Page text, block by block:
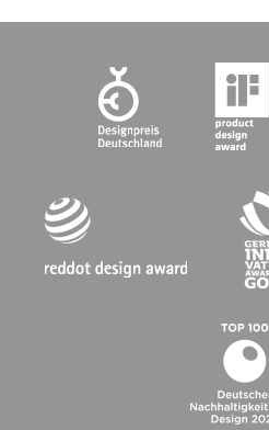
15 x 18 x 30 x 75 cm
ROLLSTUHL-ÜBERFAHRTSTEIN